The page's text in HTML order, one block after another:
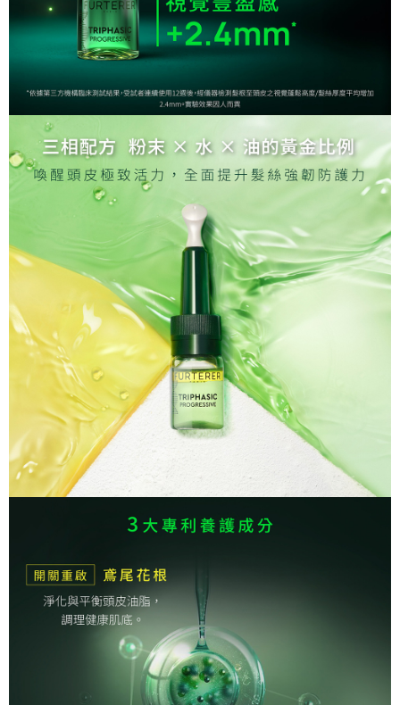
１．透過由恩沛科技股份有限公司提供之「AFTEE先享後付」服務完成之交
易，需依本服務之必要範圍內提供個人資料，並將交易相關給付款項請求債
權轉讓予恩沛科技股份有限公司。
２．關於個人資料處理事宜，請瀏覽以下網址：
３．未成年的使用者請事先徵得法定代理人或監護人之同意方可使用
「AFTEE先享後付」，若未經同意申辦者引起之損失，本公司不負相關責
４．使用「AFTEE先享後付」時，將依據個別帳號之用戶狀況，依本公司即
時審查核予不同之上限額度；若仍有額度不足之情形，本公司將視審查結果
請求用戶進行身份認證。
５．嚴禁一人註冊多個帳號或使用他人資訊註冊。若發現惡意使用之情形，
恩沛科技股份有限公司將有權停止該用戶之使用額度並採取法律行動。
每筆NT$80，滿NT$2,000(含以上)免運費
付款後7-11取貨
每筆NT$80，滿NT$2,000(含以上)免運費
宅配
每筆NT$80，滿NT$2,000(含以上)免運費
離島宅配
每筆NT$220